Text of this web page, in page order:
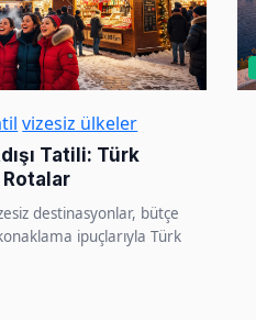
vizesiz ülkeler
Tatili: Türk
destinasyonlar, bütçe
ipuçlarıyla Türk